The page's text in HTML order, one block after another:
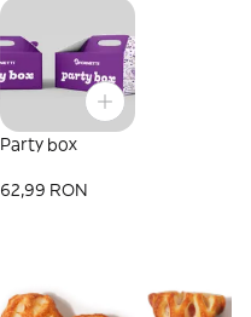
Party box
62,99 RON